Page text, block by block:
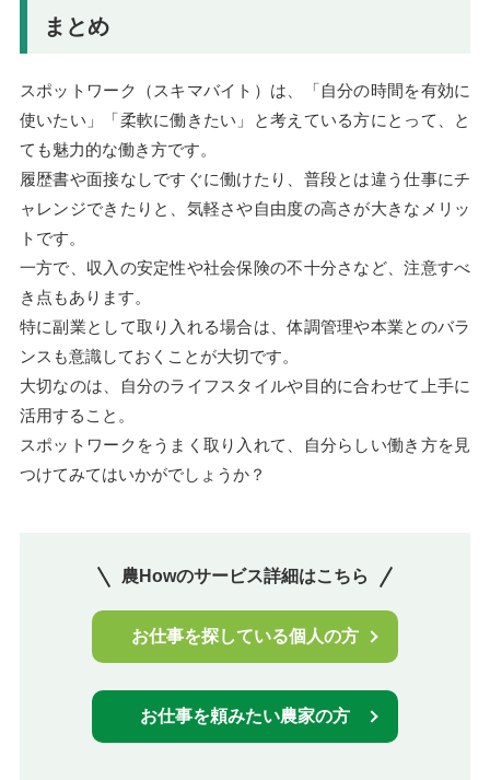
まとめ
スポットワーク（スキマバイト）は、「自分の時間を有効に
使いたい」「柔軟に働きたい」と考えている方にとって、と
ても魅力的な働き方です。
履歴書や面接なしですぐに働けたり、普段とは違う仕事にチ
ャレンジできたりと、気軽さや自由度の高さが大きなメリッ
トです。
一方で、収入の安定性や社会保険の不十分さなど、注意すべ
き点もあります。
特に副業として取り入れる場合は、体調管理や本業とのバラ
ンスも意識しておくことが大切です。
大切なのは、自分のライフスタイルや目的に合わせて上手に
活用すること。
スポットワークをうまく取り入れて、自分らしい働き方を見
つけてみてはいかがでしょうか？
農Howのサービス詳細はこちら
お仕事を探している個人の方
お仕事を頼みたい農家の方